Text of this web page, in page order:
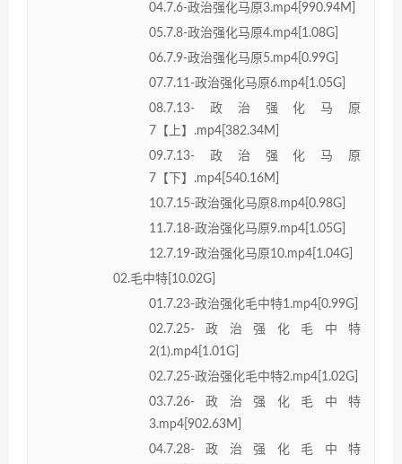
04.7.6-政治强化马原3.mp4[990.94M]
05.7.8-政治强化马原4.mp4[1.08G]
06.7.9-政治强化马原5.mp4[0.99G]
07.7.11-政治强化马原6.mp4[1.05G]
08.7.13-政治强化马原
7【上】.mp4[382.34M]
09.7.13-政治强化马原
7【下】.mp4[540.16M]
10.7.15-政治强化马原8.mp4[0.98G]
11.7.18-政治强化马原9.mp4[1.05G]
12.7.19-政治强化马原10.mp4[1.04G]
02.毛中特[10.02G]
01.7.23-政治强化毛中特1.mp4[0.99G]
02.7.25-政治强化毛中特
2(1).mp4[1.01G]
02.7.25-政治强化毛中特2.mp4[1.02G]
03.7.26-政治强化毛中特
3.mp4[902.63M]
04.7.28-政治强化毛中特